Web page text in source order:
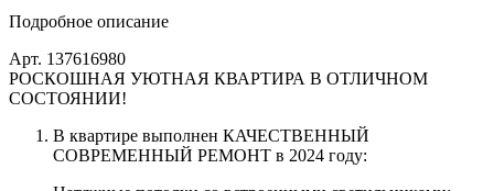
Подробное описание
Арт. 137616980
РОСКОШНАЯ УЮТНАЯ КВАРТИРА В ОТЛИЧНОМ
СОСТОЯНИИ!
В квартире выполнен КАЧЕСТВЕННЫЙ
СОВРЕМЕННЫЙ РЕМОНТ в 2024 году: